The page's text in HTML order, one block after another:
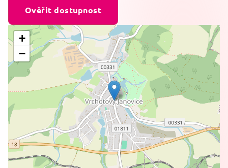
Ověřit dostupnost
+
−